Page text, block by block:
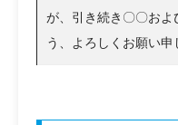
が、引き続き〇〇およ
う、よろしくお願い申